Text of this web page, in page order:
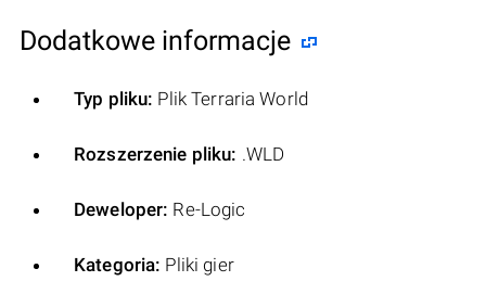
Dodatkowe informacje
Typ pliku: Plik Terraria World
Rozszerzenie pliku: .WLD
Deweloper: Re-Logic
Kategoria: Pliki gier